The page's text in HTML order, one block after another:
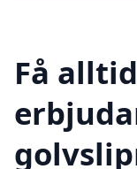
Få